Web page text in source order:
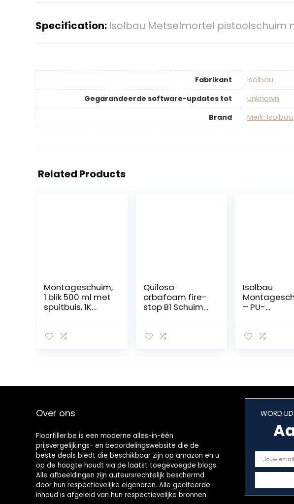
Specification: Isolbau Metselmortel pistoolschuim
Fabrikant
‎Isolbau
Gegarandeerde software-updates tot
‎unknown
Brand
Merk: Isolbau
Related Products
Montageschuim,
1 blik 500 ml met
spuitbuis, 1K
huim,
Quilosa
orbafoam fire-
stop B1 Schuim
Isolbau
– PU-
ml
Over ons
Floorfiller.be is een moderne alles-in-één
prijsvergelijkings- en beoordelingswebsite die de
beste deals biedt die beschikbaar zijn op amazon en u
op de hoogte houdt via de laatst toegevoegde blogs.
Alle afbeeldingen zijn auteursrechtelijk beschermd
door hun respectievelijke eigenaren. Alle geciteerde
inhoud is afgeleid van hun respectievelijke bronnen.
WORD